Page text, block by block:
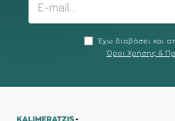
Έχω διαβάσει και
Όροι Χρήσης &